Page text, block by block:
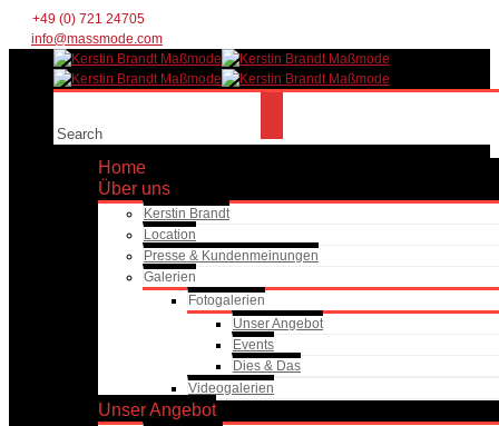
+49 (0) 721 24705
info@massmode.com
Home
Über uns
Kerstin Brandt
Location
Presse & Kundenmeinungen
Galerien
Fotogalerien
Unser Angebot
Events
Dies & Das
Videogalerien
Unser Angebot